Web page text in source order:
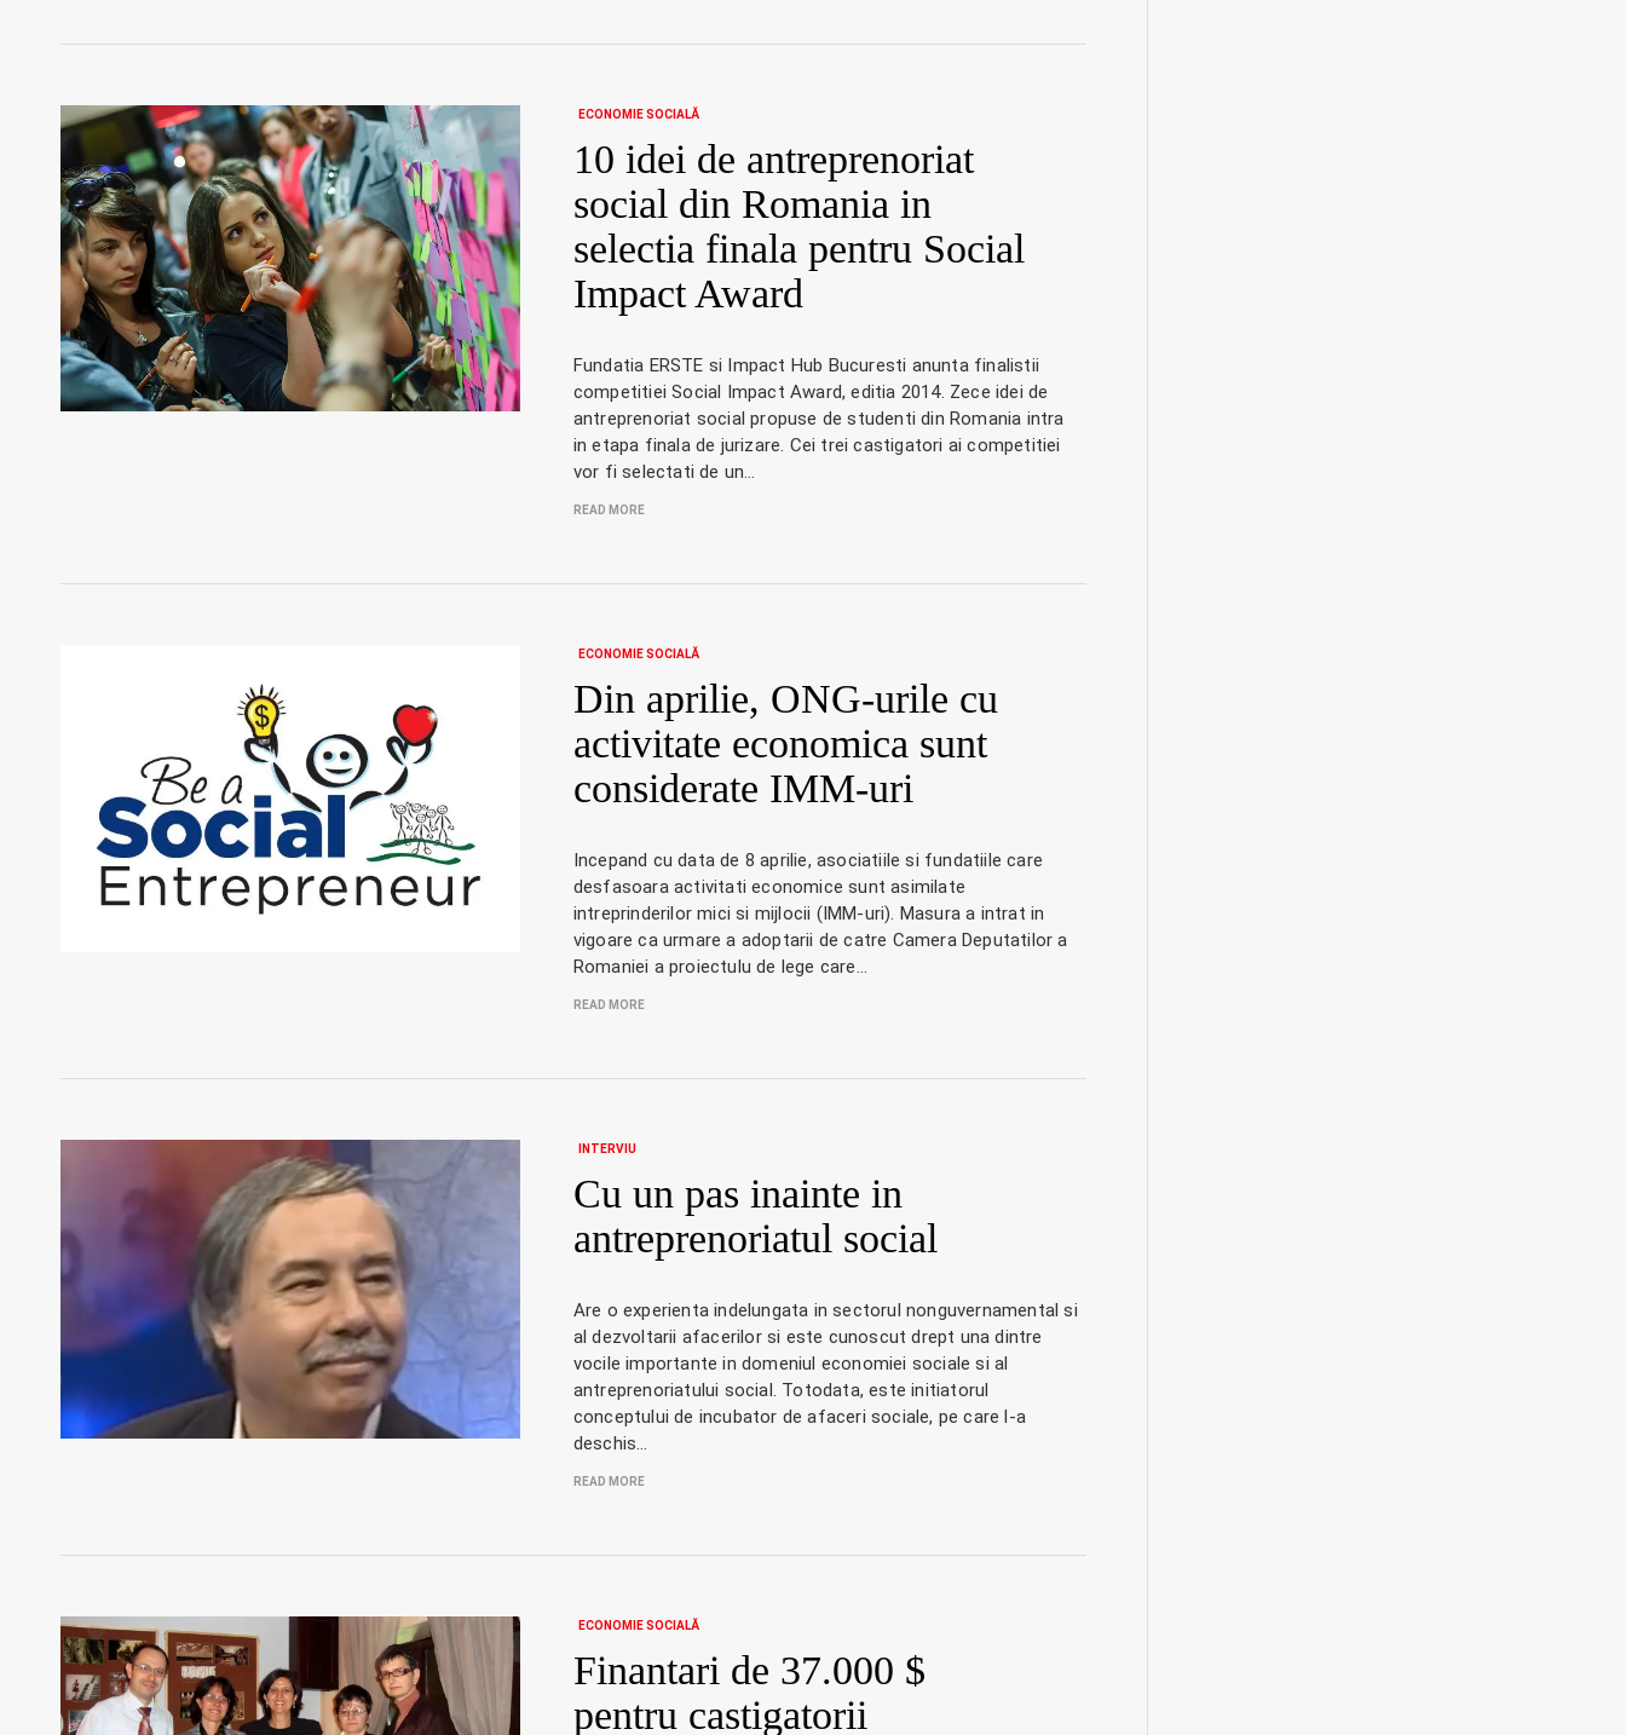
ECONOMIE SOCIALĂ
10 idei de antreprenoriat
social din Romania in
selectia finala pentru Social
Impact Award
Fundatia ERSTE si Impact Hub Bucuresti anunta finalistii
competitiei Social Impact Award, editia 2014. Zece idei de
antreprenoriat social propuse de studenti din Romania intra
in etapa finala de jurizare. Cei trei castigatori ai competitiei
vor fi selectati de un…
READ MORE
ECONOMIE SOCIALĂ
Din aprilie, ONG-urile cu
activitate economica sunt
considerate IMM-uri
Incepand cu data de 8 aprilie, asociatiile si fundatiile care
desfasoara activitati economice sunt asimilate
intreprinderilor mici si mijlocii (IMM-uri). Masura a intrat in
vigoare ca urmare a adoptarii de catre Camera Deputatilor a
Romaniei a proiectulu de lege care…
READ MORE
INTERVIU
Cu un pas inainte in
antreprenoriatul social
Are o experienta indelungata in sectorul nonguvernamental si
al dezvoltarii afacerilor si este cunoscut drept una dintre
vocile importante in domeniul economiei sociale si al
antreprenoriatului social. Totodata, este initiatorul
conceptului de incubator de afaceri sociale, pe care l-a
deschis…
READ MORE
ECONOMIE SOCIALĂ
Finantari de 37.000 $
pentru castigatorii